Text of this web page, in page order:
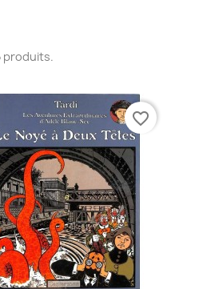
produits.
favorite_border